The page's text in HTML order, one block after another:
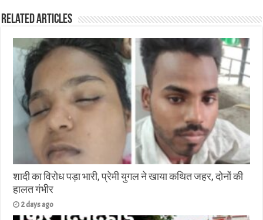
Related Articles
शादी का विरोध पड़ा भारी, प्रेमी युगल ने खाया कथित जहर, दोनों की
हालत गंभीर
2 days ago